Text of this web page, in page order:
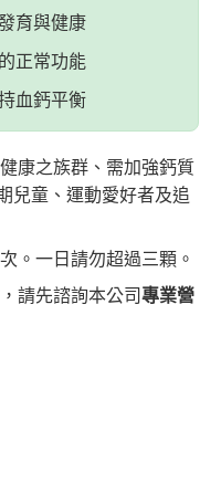
育與健康
正常功能
血鈣平衡
康之族群、需加強鈣質
兒童、運動愛好者及追
。一日請勿超過三顆。
請先諮詢本公司專業營